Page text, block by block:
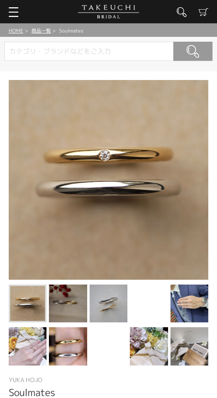
HOME 商品一覧 Soulmates
YUKA HOJO
Soulmates